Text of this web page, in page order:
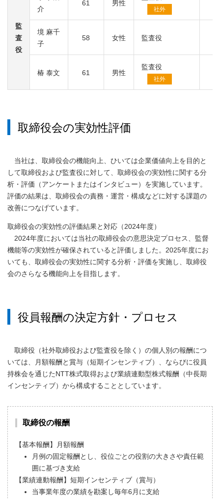
監
査
役
介
61 男性
社外
境 麻千
子
58 女性 監査役
椿 泰文 61 男性
監査役
社外
取締役会の実効性評価
当社は、取締役会の機能向上、ひいては企業価値向上を目的と
して取締役および監査役に対して、取締役会の実効性に関する分
析・評価（アンケートまたはインタビュー）を実施しています。
評価の結果は、取締役会の責務・運営・構成などに対する課題の
改善につなげています。
取締役会の実効性の評価結果と対応（2024年度）
2024年度においては当社の取締役会の意思決定プロセス、監督
機能等の実効性が確保されていると評価しました。2025年度にお
いても、取締役会の実効性に関する分析・評価を実施し、取締役
会のさらなる機能向上を目指します。
役員報酬の決定方針・プロセス
取締役（社外取締役および監査役を除く）の個人別の報酬につ
いては、月額報酬と賞与（短期インセンティブ）、ならびに役員
持株会を通じたNTT株式取得および業績連動型株式報酬（中長期
インセンティブ）から構成することとしています。
取締役の報酬
【基本報酬】月額報酬
月例の固定報酬とし、役位ごとの役割の大きさや責任範
囲に基づき支給
【業績連動報酬】短期インセンティブ（賞与）
当事業年度の業績を勘案し毎年6月に支給